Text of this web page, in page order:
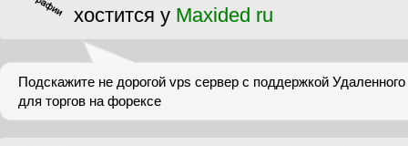
хостится у Maxided ru
Подскажите не дорогой vps сервер с поддержкой
для торгов на форексе